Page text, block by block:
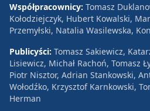
Współpracownicy: Tomasz
Kołodziejczyk, Hubert Kowalski,
Przemyłski, Natalia Wasilewska,
Publicyści: Tomasz Sakiewicz,
Lisiewicz, Michał Rachoń, Tomasz
Piotr Nisztor, Adrian Stankowski,
Wołodźko, Krzysztof Karnkowski,
Herman